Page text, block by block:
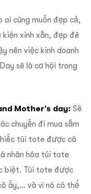
ai cũng muốn đẹp cả,
xinh xắn, đẹp đẽ
nên việc kinh doanh
sẽ là cơ hội trong
Mother’s day: Sẽ
chuyến đi mua sắm
túi tote được cá
nhân hóa túi tote
biệt. Túi tote được
ấy,… và vì nó có thể